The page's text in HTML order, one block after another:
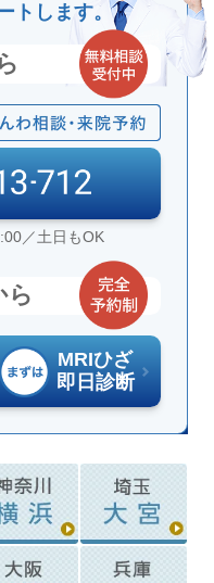
トします。
／土日もOK
ら
MRIひざ
即日診断